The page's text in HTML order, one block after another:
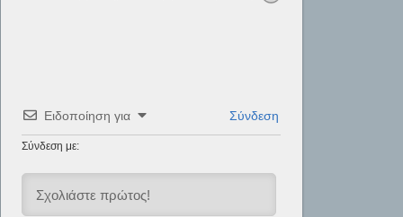
Ειδοποίηση για Σύνδεση
Σύνδεση με: